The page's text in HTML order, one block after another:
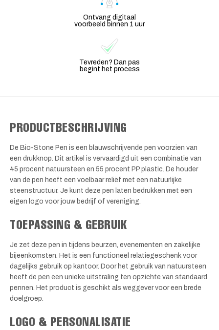
Ontvang digitaal
voorbeeld binnen 1 uur
Tevreden? Dan pas
begint het process
PRODUCTBESCHRIJVING
De Bio-Stone Pen is een blauwschrijvende pen voorzien van
een drukknop. Dit artikel is vervaardigd uit een combinatie van
45 procent natuursteen en 55 procent PP plastic. De houder
van de pen heeft een voelbaar reliëf met een natuurlijke
steenstructuur. Je kunt deze pen laten bedrukken met een
eigen logo voor jouw bedrijf of vereniging.
TOEPASSING & GEBRUIK
Je zet deze pen in tijdens beurzen, evenementen en zakelijke
bijeenkomsten. Het is een functioneel relatiegeschenk voor
dagelijks gebruik op kantoor. Door het gebruik van natuursteen
heeft de pen een unieke uitstraling ten opzichte van standaard
pennen. Het product is geschikt als weggever voor een brede
doelgroep.
LOGO & PERSONALISATIE